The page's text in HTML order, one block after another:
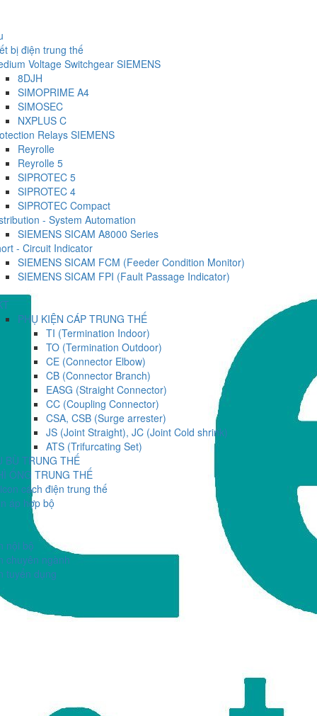
bị điện trung thế
Voltage Switchgear SIEMENS
8DJH
SIMOPRIME A4
SIMOSEC
NXPLUS C
Relays SIEMENS
Reyrolle
Reyrolle 5
SIPROTEC 5
SIPROTEC 4
SIPROTEC Compact
- System Automation
SIEMENS SICAM A8000 Series
- Circuit Indicator
SIEMENS SICAM FCM (Feeder Condition Monitor)
SIEMENS SICAM FPI (Fault Passage Indicator)
PHỤ KIỆN CÁP TRUNG THẾ
TI (Termination Indoor)
TO (Termination Outdoor)
CE (Connector Elbow)
CB (Connector Branch)
EASG (Straight Connector)
CC (Coupling Connector)
CSA, CSB (Surge arrester)
JS (Joint Straight), JC (Joint Cold shrink)
ATS (Trifurcating Set)
BÙ TRUNG THẾ
ỐNG TRUNG THẾ
cách điện trung thế
áp hợp bộ
nội bộ
chuyên ngành
tuyển dụng